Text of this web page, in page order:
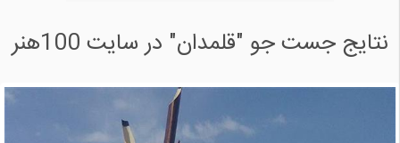
نتایج جست جو "قلمدان" در سایت 100هنر